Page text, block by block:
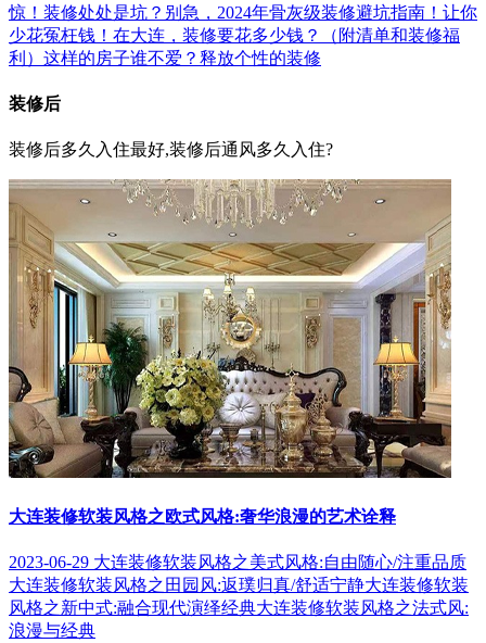
惊！装修处处是坑？别急，2024年骨灰级装修避坑指南！让你
少花冤枉钱！ 在大连，装修要花多少钱？（附清单和装修福
利） 这样的房子谁不爱？释放个性的装修
装修后
装修后多久入住最好,装修后通风多久入住?
大连装修软装风格之欧式风格:奢华浪漫的艺术诠释
2023-06-29 大连装修软装风格之美式风格:自由随心/注重品质
大连装修软装风格之田园风:返璞归真/舒适宁静大连装修软装
风格之新中式:融合现代演绎经典大连装修软装风格之法式风:
浪漫与经典